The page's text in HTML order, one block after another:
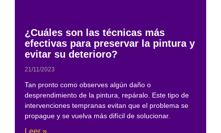
¿Cuáles son las técnicas más
efectivas para preservar la pintura y
evitar su deterioro?
21/11/2023
Tan pronto como observes algún daño o
desprendimiento de la pintura, repáralo. Este tipo de
intervenciones tempranas evitan que el problema se
propague y se vuelva más difícil de solucionar.
Leer »